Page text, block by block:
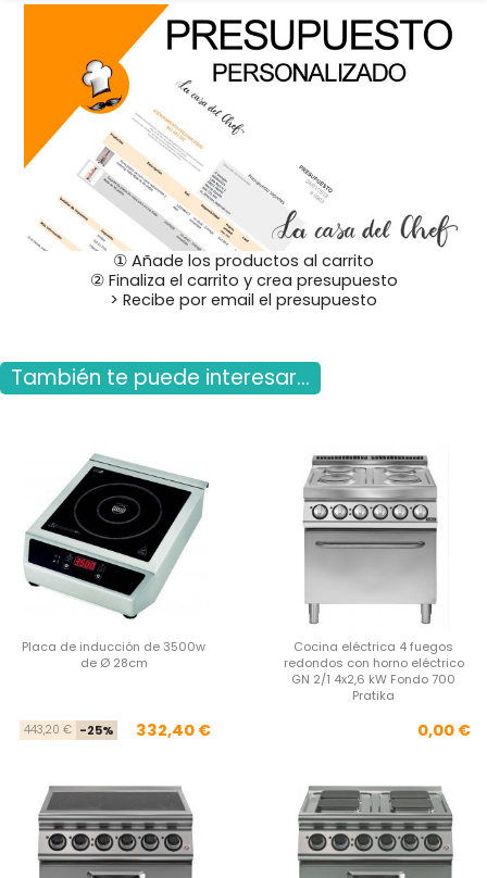
① Añade los productos al carrito
② Finaliza el carrito y crea presupuesto
> Recibe por email el presupuesto
También te puede interesar...
Placa de inducción de 3500w
de Ø 28cm
Precio base
443,20 € -25% Precio
332,40 €
Cocina eléctrica 4 fuegos
redondos con horno eléctrico
GN 2/1 4x2,6 kW Fondo 700
Pratika
0,00 €